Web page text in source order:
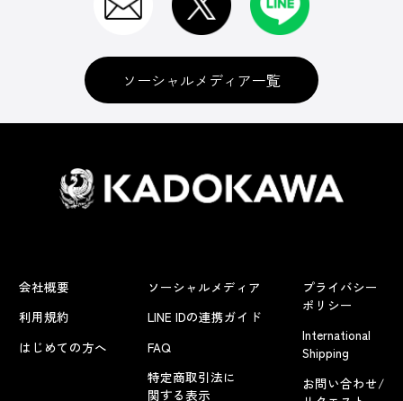
ソーシャルメディア一覧
会社概要
利用規約
はじめての方へ
ソーシャルメディア
LINE IDの連携ガイド
FAQ
特定商取引法に
関する表示
プライバシー
ポリシー
International
Shipping
お問い合わせ/